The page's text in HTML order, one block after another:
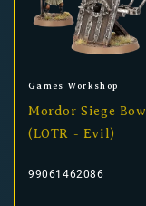
Anbieter:
Games Workshop
Mordor Siege Bow
(LOTR - Evil)
99061462086